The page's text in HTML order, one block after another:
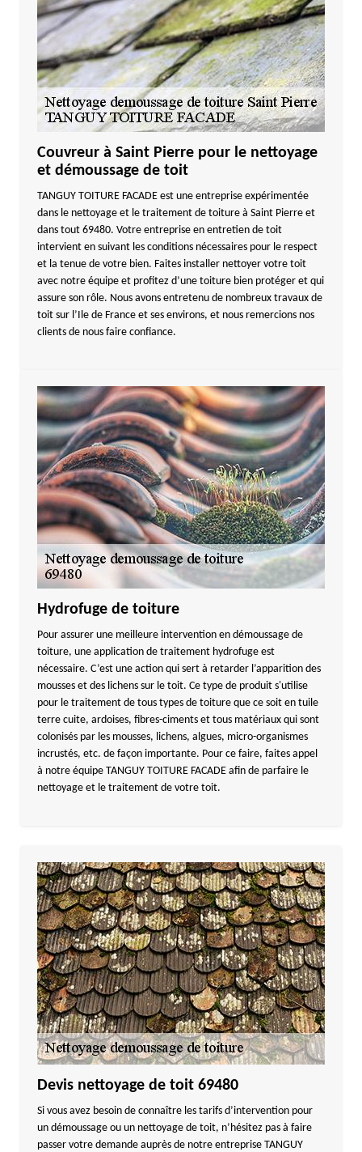
Couvreur à Saint Pierre pour le nettoyage
et démoussage de toit
TANGUY TOITURE FACADE est une entreprise expérimentée
dans le nettoyage et le traitement de toiture à Saint Pierre et
dans tout 69480. Votre entreprise en entretien de toit
intervient en suivant les conditions nécessaires pour le respect
et la tenue de votre bien. Faites installer nettoyer votre toit
avec notre équipe et profitez d’une toiture bien protéger et qui
assure son rôle. Nous avons entretenu de nombreux travaux de
toit sur l’Ile de France et ses environs, et nous remercions nos
clients de nous faire confiance.
Hydrofuge de toiture
Pour assurer une meilleure intervention en démoussage de
toiture, une application de traitement hydrofuge est
nécessaire. C’est une action qui sert à retarder l’apparition des
mousses et des lichens sur le toit. Ce type de produit s'utilise
pour le traitement de tous types de toiture que ce soit en tuile
terre cuite, ardoises, fibres-ciments et tous matériaux qui sont
colonisés par les mousses, lichens, algues, micro-organismes
incrustés, etc. de façon importante. Pour ce faire, faites appel
à notre équipe TANGUY TOITURE FACADE afin de parfaire le
nettoyage et le traitement de votre toit.
Devis nettoyage de toit 69480
Si vous avez besoin de connaître les tarifs d’intervention pour
un démoussage ou un nettoyage de toit, n’hésitez pas à faire
passer votre demande auprès de notre entreprise TANGUY